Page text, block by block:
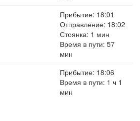
Прибытие: 18:01
Отправление: 18:02
Стоянка: 1 мин
Время в пути: 57
мин
Прибытие: 18:06
Время в пути: 1 ч 1
мин